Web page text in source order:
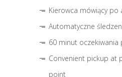
Kierowca mówiący po
Automatyczne
60 minut oczekiwania
Convenient pickup at
point